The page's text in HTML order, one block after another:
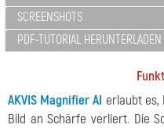
SCREENSHOTS
PDF-TUTORIAL HERUNTERLADEN
AKVIS Magnifier AI erlaubt es,
Bild an Schärfe verliert. Die